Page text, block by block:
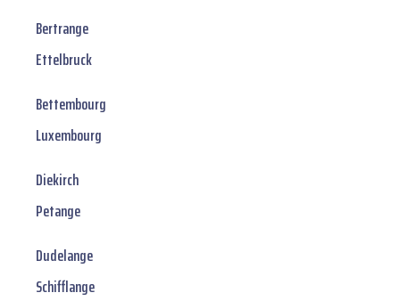
Bertrange
Ettelbruck
Bettembourg
Luxembourg
Diekirch
Petange
Dudelange
Schifflange